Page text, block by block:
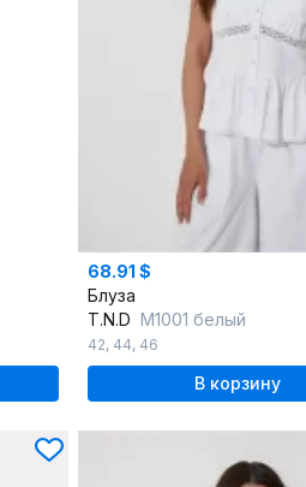
68.91 $
Блуза
T.N.D М1001 белый
42, 44, 46
В корзину